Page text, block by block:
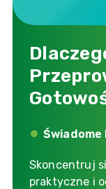
Świadome
Skoncentruj
praktyczne i